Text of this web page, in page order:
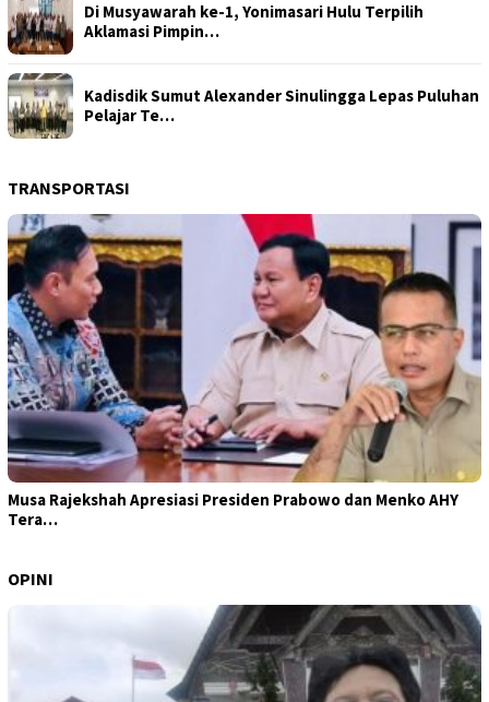
Di Musyawarah ke-1, Yonimasari Hulu Terpilih
Aklamasi Pimpin…
Kadisdik Sumut Alexander Sinulingga Lepas Puluhan
Pelajar Te…
TRANSPORTASI
Musa Rajekshah Apresiasi Presiden Prabowo dan Menko AHY
Tera…
OPINI